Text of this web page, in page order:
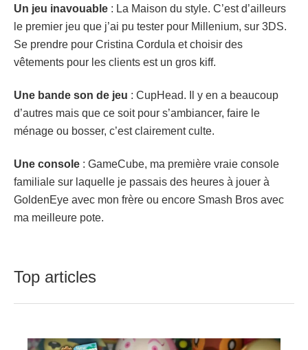
Un jeu inavouable : La Maison du style. C’est d’ailleurs
le premier jeu que j’ai pu tester pour Millenium, sur 3DS.
Se prendre pour Cristina Cordula et choisir des
vêtements pour les clients est un gros kiff.
Une bande son de jeu : CupHead. Il y en a beaucoup
d’autres mais que ce soit pour s’ambiancer, faire le
ménage ou bosser, c’est clairement culte.
Une console : GameCube, ma première vraie console
familiale sur laquelle je passais des heures à jouer à
GoldenEye avec mon frère ou encore Smash Bros avec
ma meilleure pote.
Top articles